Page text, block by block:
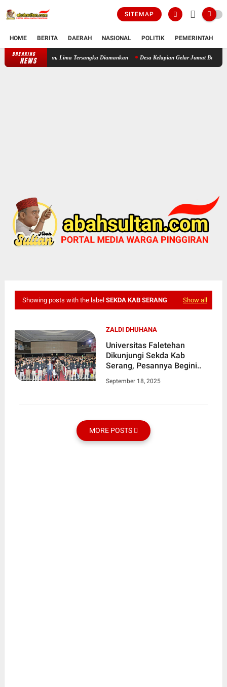
SITEMAP
HOME BERITA DAERAH NASIONAL POLITIK PEMERINTAH
BREAKING
NEWS Polsek Cikande Bongkar Komplotan Pencuri Besi Bangunan, Lima
Showing posts with the label SEKDA KAB SERANG Show all
ZALDI DHUHANA
Universitas Faletehan
Dikunjungi Sekda Kab
Serang, Pesannya Begini..
September 18, 2025
MORE POSTS